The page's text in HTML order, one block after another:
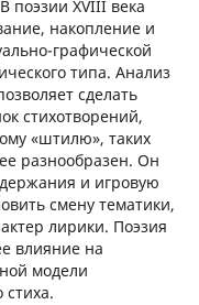
поэзии XVIII века
накопление и
графической
типа. Анализ
сделать
стихотворений,
«штилю», таких
разнообразен. Он
и игровую
смену тематики,
лирики. Поэзия
влияние на
модели
стиха.